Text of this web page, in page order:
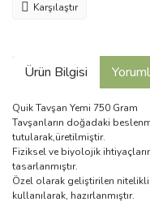
Karşılaştır
Ürün Bilgisi
Quik Tavşan Yemi 750 Gram
Tavşanların doğadaki
tutularak,üretilmiştir.
Fiziksel ve biyolojik
tasarlanmıştır.
Özel olarak geliştirilen nitelikli
kullanılarak, hazırlanmıştır.